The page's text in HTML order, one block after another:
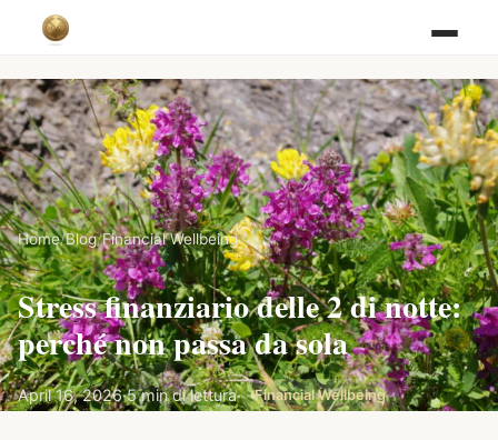
Home/Blog/Financial Wellbeing
Stress finanziario delle 2 di notte:
perché non passa da sola
April 16, 2026·5 min di lettura· Financial Wellbeing